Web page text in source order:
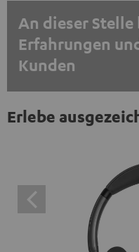
An dieser
Erfahrungen
Kunden
EINMALIG
externe Inhalt kann
werden. Mit dem
dass externe Inhalte
personenbezogene
Erlebe